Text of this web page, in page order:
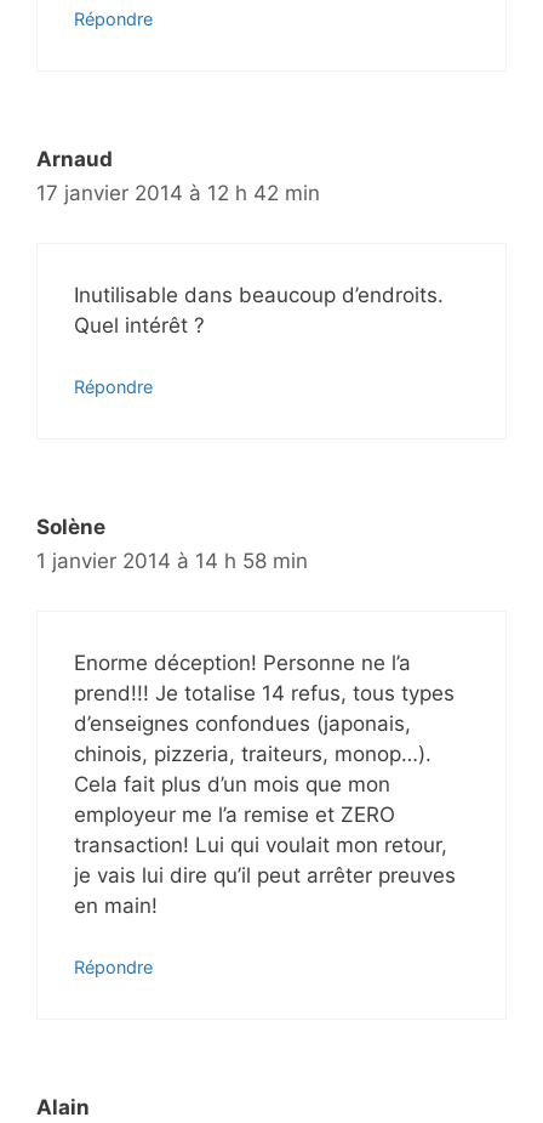
Répondre
Arnaud
17 janvier 2014 à 12 h 42 min
Inutilisable dans beaucoup d’endroits.
Quel intérêt ?
Répondre
Solène
1 janvier 2014 à 14 h 58 min
Enorme déception! Personne ne l’a
prend!!! Je totalise 14 refus, tous types
d’enseignes confondues (japonais,
chinois, pizzeria, traiteurs, monop…).
Cela fait plus d’un mois que mon
employeur me l’a remise et ZERO
transaction! Lui qui voulait mon retour,
je vais lui dire qu’il peut arrêter preuves
en main!
Répondre
Alain